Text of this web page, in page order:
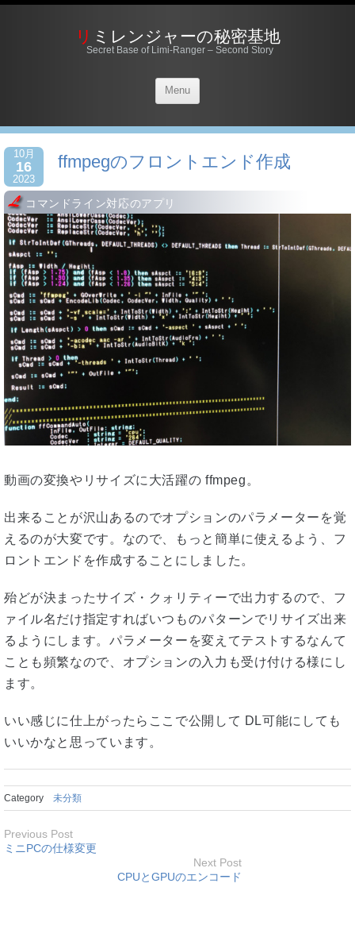
リミレンジャーの秘密基地
Secret Base of Limi-Ranger – Second Story
Menu
10月
16
2023
ffmpegのフロントエンド作成
コマンドライン対応のアプリ
動画の変換やリサイズに大活躍の ffmpeg。
出来ることが沢山あるのでオプションのパラメーターを覚
えるのが大変です。なので、もっと簡単に使えるよう、フ
ロントエンドを作成することにしました。
殆どが決まったサイズ・クォリティーで出力するので、フ
ァイル名だけ指定すればいつものパターンでリサイズ出来
るようにします。パラメーターを変えてテストするなんて
ことも頻繁なので、オプションの入力も受け付ける様にし
ます。
いい感じに仕上がったらここで公開して DL可能にしても
いいかなと思っています。
Category 未分類
Previous Post
ミニPCの仕様変更
Next Post
CPUとGPUのエンコード